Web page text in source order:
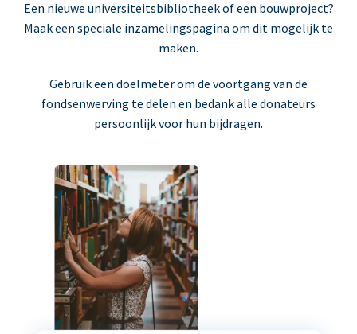
Een nieuwe universiteitsbibliotheek of een bouwproject?
Maak een speciale inzamelingspagina om dit mogelijk te
maken.
Gebruik een doelmeter om de voortgang van de
fondsenwerving te delen en bedank alle donateurs
persoonlijk voor hun bijdragen.